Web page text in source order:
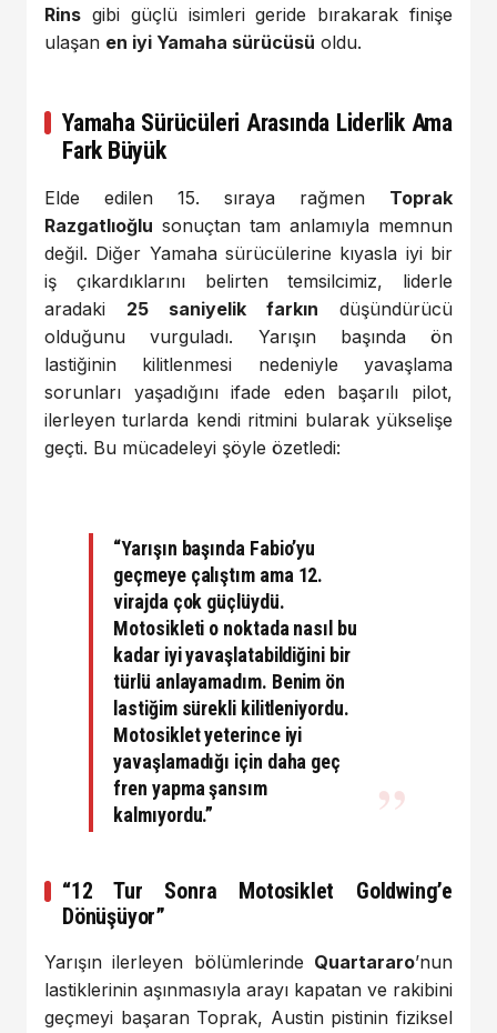
Rins gibi güçlü isimleri geride bırakarak finişe
ulaşan en iyi Yamaha sürücüsü oldu.
Yamaha Sürücüleri Arasında Liderlik Ama
Fark Büyük
Elde edilen 15. sıraya rağmen Toprak
Razgatlıoğlu sonuçtan tam anlamıyla memnun
değil. Diğer Yamaha sürücülerine kıyasla iyi bir
iş çıkardıklarını belirten temsilcimiz, liderle
aradaki 25 saniyelik farkın düşündürücü
olduğunu vurguladı. Yarışın başında ön
lastiğinin kilitlenmesi nedeniyle yavaşlama
sorunları yaşadığını ifade eden başarılı pilot,
ilerleyen turlarda kendi ritmini bularak yükselişe
geçti. Bu mücadeleyi şöyle özetledi:
“Yarışın başında Fabio’yu
geçmeye çalıştım ama 12.
virajda çok güçlüydü.
Motosikleti o noktada nasıl bu
kadar iyi yavaşlatabildiğini bir
türlü anlayamadım. Benim ön
lastiğim sürekli kilitleniyordu.
Motosiklet yeterince iyi
yavaşlamadığı için daha geç
fren yapma şansım
kalmıyordu.”
“12 Tur Sonra Motosiklet Goldwing’e
Dönüşüyor”
Yarışın ilerleyen bölümlerinde Quartararo’nun
lastiklerinin aşınmasıyla arayı kapatan ve rakibini
geçmeyi başaran Toprak, Austin pistinin fiziksel